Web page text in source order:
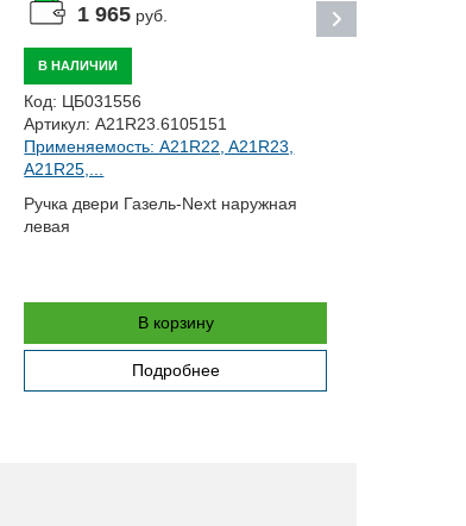
1 965 руб.
В НАЛИЧИИ
Код: ЦБ031556
Артикул: A21R23.6105151
Применяемость: A21R22, A21R23,
A21R25,...
Ручка двери Газель-Next наружная
левая
В корзину
Подробнее